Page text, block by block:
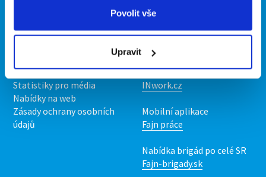
Povolit vše
Upravit
Kontakt
Upravit předvolby cookies
Statistiky pro média
Nabídky na web
Zásady ochrany osobních
údajů
Naše další projekty
Mobilní aplikace
Nabídka práce z celé ČR
INwork.cz
Mobilní aplikace
Fajn práce
Nabídka brigád po celé SR
Fajn-brigady.sk